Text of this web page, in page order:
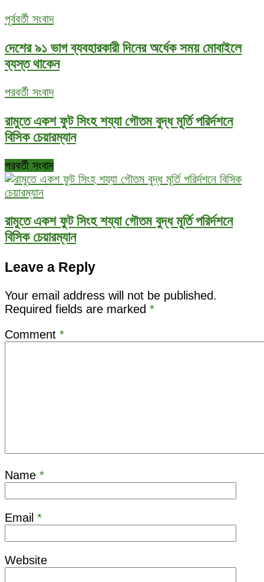
পূর্ববর্তী সংবাদ
দেশের ৯১ ভাগ ব্যবহারকারী দিনের অর্ধেক সময় মোবাইলে
ব্যস্ত থাকেন
পরবর্তী সংবাদ
রামুতে একশ ফুট সিংহ শয্যা গৌতম বুদ্ধ মূর্তি পরির্দশনে
বিসিক চেয়ারম্যান
পরবর্তী সংবাদ
রামুতে একশ ফুট সিংহ শয্যা গৌতম বুদ্ধ মূর্তি পরির্দশনে
বিসিক চেয়ারম্যান
Leave a Reply
Your email address will not be published.
Required fields are marked *
Comment *
Name *
Email *
Website